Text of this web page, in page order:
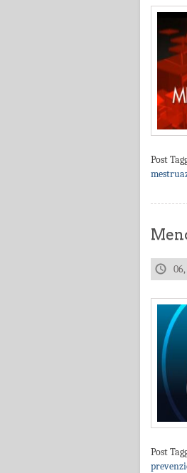
Post
06,
Post